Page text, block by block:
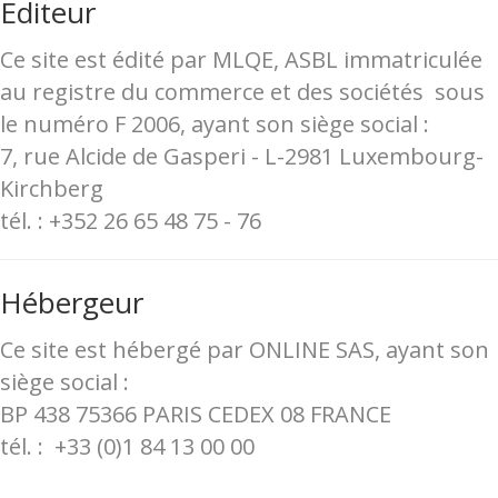
Editeur
Ce site est édité par MLQE, ASBL immatriculée
au registre du commerce et des sociétés sous
le numéro F 2006, ayant son siège social :
7, rue Alcide de Gasperi - L-2981 Luxembourg-
Kirchberg
tél. : +352 26 65 48 75 - 76
Hébergeur
Ce site est hébergé par ONLINE SAS, ayant son
siège social :
BP 438 75366 PARIS CEDEX 08 FRANCE
tél. : +33 (0)1 84 13 00 00